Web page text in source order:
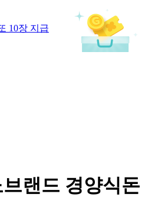
10장 지급
랜드 경양식돈